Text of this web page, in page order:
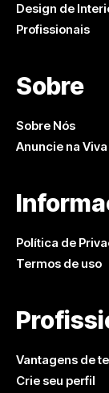
Design de
Profissionais
Sobre
Sobre Nós
Anuncie na
Política de
Termos de uso
Vantagens de
Crie seu perfil